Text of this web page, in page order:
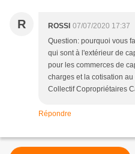
R ROSSI 07/07/2020 17:37
Question: pourquoi vous
qui sont à l'extérieur de
pour les commerces de
charges et la cotisation
Collectif Copropriétaires
Répondre